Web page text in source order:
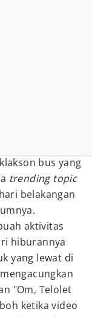
bus yang
trending topic
belakangan
aktivitas
hiburannya
yang lewat di
"Om, Telolet
ketika video